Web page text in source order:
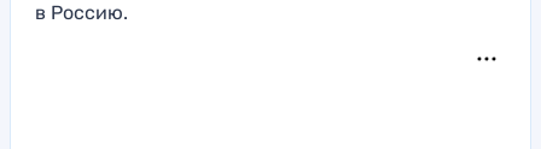
в Россию.